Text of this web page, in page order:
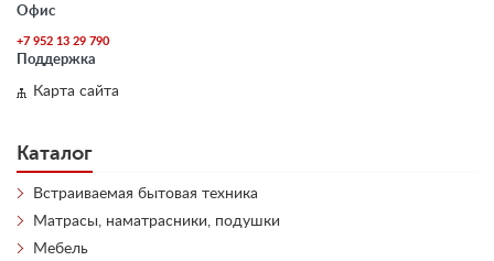
Офис
+7 952 13 29 790
Поддержка
Карта сайта
Каталог
Встраиваемая бытовая техника
Матрасы, наматрасники, подушки
Мебель